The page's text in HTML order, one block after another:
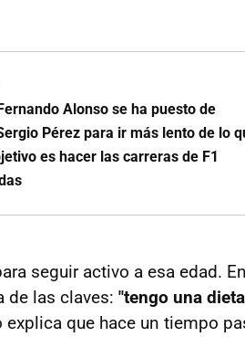
Alonso se ha puesto de
Pérez para ir más lento de lo
es hacer las carreras de F1
seguir activo a esa edad.
de las claves: "tengo una dieta
explica que hace un tiempo